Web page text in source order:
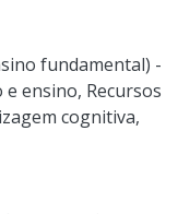
fundamental) -
e ensino, Recursos
cognitiva,